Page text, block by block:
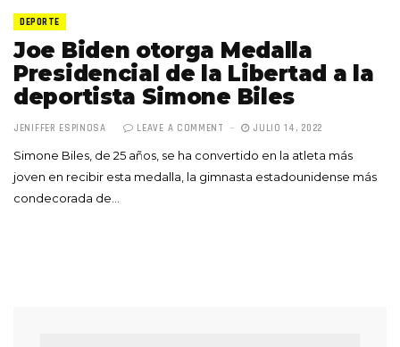
DEPORTE
Joe Biden otorga Medalla
Presidencial de la Libertad a la
deportista Simone Biles
JENIFFER ESPINOSA LEAVE A COMMENT JULIO 14, 2022
Simone Biles, de 25 años, se ha convertido en la atleta más
joven en recibir esta medalla, la gimnasta estadounidense más
condecorada de…